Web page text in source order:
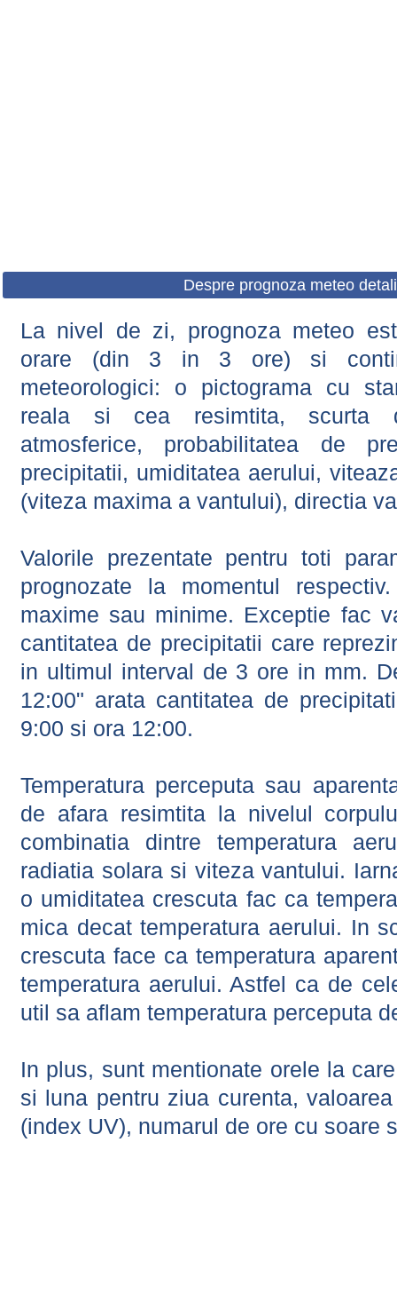
Despre prognoza meteo
La nivel de zi, prognoza meteo
orare (din 3 in 3 ore) si
meteorologici: o pictograma cu
reala si cea resimtita, scurta
atmosferice, probabilitatea de
precipitatii, umiditatea aerului,
(viteza maxima a vantului), directia
Valorile prezentate pentru toti
prognozate la momentul
maxime sau minime. Exceptie fac
cantitatea de precipitatii care
in ultimul interval de 3 ore in mm.
12:00" arata cantitatea de
9:00 si ora 12:00.
Temperatura perceputa sau
de afara resimtita la nivelul
combinatia dintre temperatura
radiatia solara si viteza vantului.
o umiditatea crescuta fac ca
mica decat temperatura aerului. In
crescuta face ca temperatura
temperatura aerului. Astfel ca de
util sa aflam temperatura perceputa
In plus, sunt mentionate orele la
si luna pentru ziua curenta,
(index UV), numarul de ore cu soare